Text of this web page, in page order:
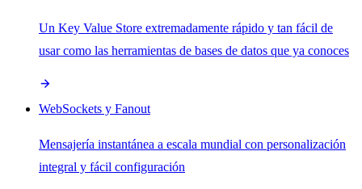
Un Key Value Store extremadamente rápido y tan fácil de
usar como las herramientas de bases de datos que ya conoces
WebSockets y Fanout
Mensajería instantánea a escala mundial con personalización
integral y fácil configuración